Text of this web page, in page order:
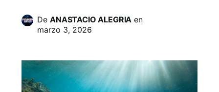
De ANASTACIO ALEGRIA en
marzo 3, 2026